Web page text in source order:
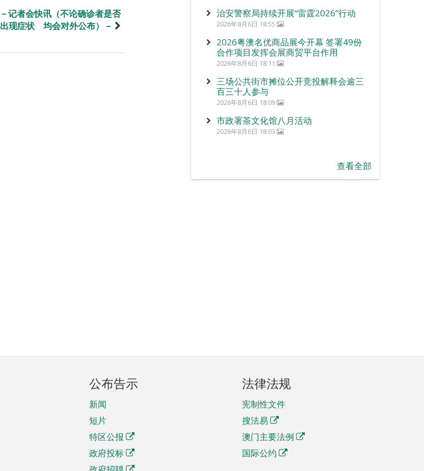
－记者会快讯（不论确诊者是否
出现症状 均会对外公布）－
治安警察局持续开展“雷霆2026”行动
2026年8月6日 18:55
2026粤澳名优商品展今开幕 签署49份
合作项目发挥会展商贸平台作用
2026年8月6日 18:11
三场公共街市摊位公开竞投解释会逾三
百三十人参与
2026年8月6日 18:09
市政署茶文化馆八月活动
2026年8月6日 18:03
查看全部
公布告示
新闻
短片
特区公报
政府投标
法律法规
宪制性文件
搜法易
澳门主要法例
国际公约